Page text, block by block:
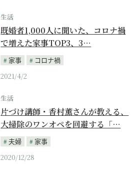
生活
既婚者1,000人に聞いた、コロナ禍
で増えた家事TOP3、3…
家事
コロナ禍
2021/4/2
生活
片づけ講師・香村薫さんが教える、
大掃除のワンオペを回避する「…
夫婦
家事
2020/12/28